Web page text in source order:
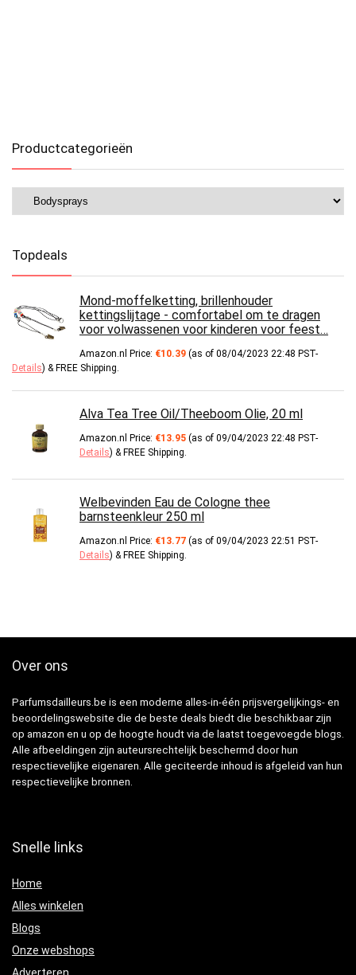
Productcategorieën
Topdeals
Mond-moffelketting, brillenhouder
kettingslijtage - comfortabel om te dragen
voor volwassenen voor kinderen voor feest…
Amazon.nl Price: €10.39 (as of 08/04/2023 22:48 PST-
Details) & FREE Shipping
Alva Tea Tree Oil/Theeboom Olie, 20 ml
Amazon.nl Price: €13.95 (as of 09/04/2023 22:48 PST-
Details) & FREE Shipping
Welbevinden Eau de Cologne thee
barnsteenkleur 250 ml
Amazon.nl Price: €13.77 (as of 09/04/2023 22:51 PST-
Details) & FREE Shipping
Over ons
Parfumsdailleurs.be is een moderne alles-in-één prijsvergelijkings- en
beoordelingswebsite die de beste deals biedt die beschikbaar zijn
op amazon en u op de hoogte houdt via de laatst toegevoegde blogs.
Alle afbeeldingen zijn auteursrechtelijk beschermd door hun
respectievelijke eigenaren. Alle geciteerde inhoud is afgeleid van hun
respectievelijke bronnen.
Snelle links
Home
Alles winkelen
Blogs
Onze webshops
Adverteren